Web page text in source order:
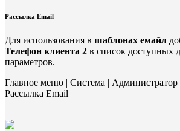
Рассылка Email
Для использования в шаблонах емайл
Телефон клиента 2 в список доступных
параметров.
Главное меню | Система | Администратор
Рассылка Email